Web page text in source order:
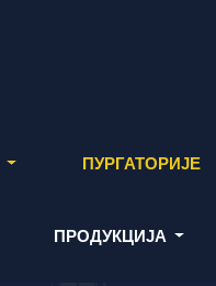
ПУРГАТОРИЈЕ
ПРОДУКЦИЈА